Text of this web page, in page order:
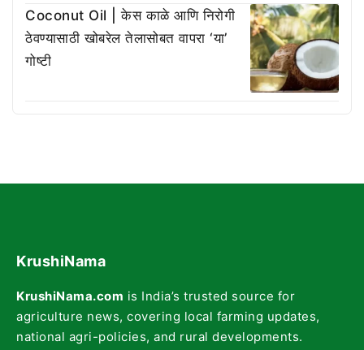
Coconut Oil | केस काळे आणि निरोगी
ठेवण्यासाठी खोबरेल तेलासोबत वापरा ‘या’
गोष्टी
KrushiNama
KrushiNama.com is India’s trusted source for
agriculture news, covering local farming updates,
national agri-policies, and rural developments.